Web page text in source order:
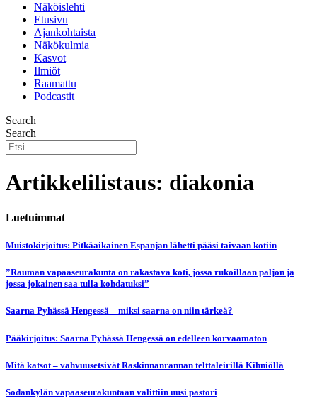
Näköislehti
Etusivu
Ajankohtaista
Näkökulmia
Kasvot
Ilmiöt
Raamattu
Podcastit
Search
Search
Artikkelilistaus: diakonia
Luetuimmat
Muistokirjoitus: Pitkäaikainen Espanjan lähetti pääsi taivaan kotiin
”Rauman vapaaseurakunta on rakastava koti, jossa rukoillaan paljon ja
jossa jokainen saa tulla kohdatuksi”
Saarna Pyhässä Hengessä – miksi saarna on niin tärkeä?
Pääkirjoitus: Saarna Pyhässä Hengessä on edelleen korvaamaton
Mitä katsot – vahvuusetsivät Raskinnanrannan telttaleirillä Kihniöllä
Sodankylän vapaaseurakuntaan valittiin uusi pastori